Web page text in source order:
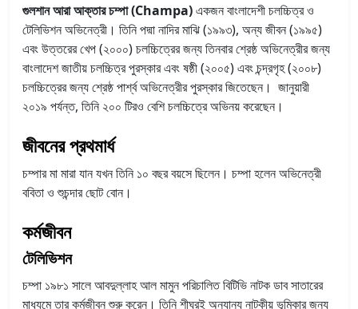
গুলশান আরা আক্তার চম্পা (Champa)একজন বাংলাদেশী চলচ্চিত্র ও
টেলিভিশন অভিনেত্রী। তিনি পদ্মা নাদির মাঝি (১৯৯৩), অন্য জীবন (১৯৯৫)
এবং উত্তরের খেপ (২০০০) চলচ্চিত্রের জন্য তিনবার শ্রেষ্ঠ অভিনেত্রীর জন্য
বাংলাদেশ জাতীয় চলচ্চিত্র পুরস্কার এবং ষষ্ঠী (২০০৫) এবং চন্দ্রগৃহ (২০০৮)
চলচ্চিত্রের জন্য শ্রেষ্ঠ পার্শ্ব অভিনেত্রীর পুরস্কার জিতেছেন। জানুয়ারী
২০১৯ পর্যন্ত, তিনি ২০০ টিরও বেশি চলচ্চিত্রে অভিনয় করেছেন।
জীবনের প্রথমার্ধ
চম্পার মা মারা যান যখন তিনি ১০ বছর বয়সে ছিলেন। চম্পা হলেন অভিনেত্রী
ববিতা ও শুচন্দার ছোট বোন।
কর্মজীবন
টেলিভিশন
চম্পা ১৯৮১ সালে আবদুল্লাহ আল মামুন পরিচালিত বিটিভি নাটক ডাব সাতারের
মাধ্যমে তার কর্মজীবন শুরু করেন। তিনি শীঘ্রই অন্যান্য নাটকীয় ভূমিকার জন্য